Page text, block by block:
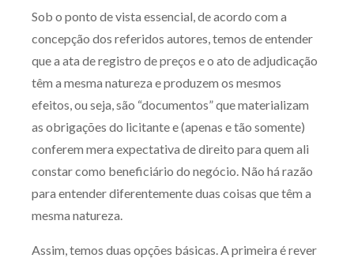
Sob o ponto de vista essencial, de acordo com a
concepção dos referidos autores, temos de entender
que a ata de registro de preços e o ato de adjudicação
têm a mesma natureza e produzem os mesmos
efeitos, ou seja, são “documentos” que materializam
as obrigações do licitante e (apenas e tão somente)
conferem mera expectativa de direito para quem ali
constar como beneficiário do negócio. Não há razão
para entender diferentemente duas coisas que têm a
mesma natureza.
Assim, temos duas opções básicas. A primeira é rever